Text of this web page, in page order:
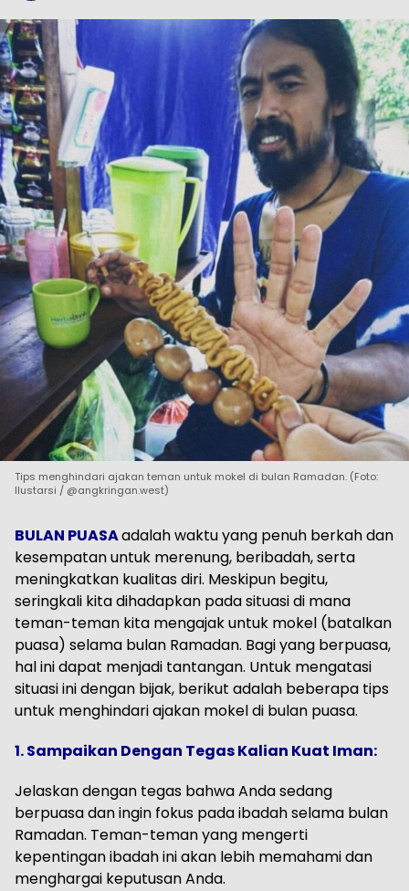
Tips menghindari ajakan teman untuk mokel di bulan Ramadan. (Foto:
Ilustarsi / @angkringan.west)
BULAN PUASAadalah waktu yang penuh berkah dan
kesempatan untuk merenung, beribadah, serta
meningkatkan kualitas diri. Meskipun begitu,
seringkali kita dihadapkan pada situasi di mana
teman-teman kita mengajak untuk mokel (batalkan
puasa) selama bulan Ramadan. Bagi yang berpuasa,
hal ini dapat menjadi tantangan. Untuk mengatasi
situasi ini dengan bijak, berikut adalah beberapa tips
untuk menghindari ajakan mokel di bulan puasa.
1. Sampaikan Dengan Tegas Kalian Kuat Iman:
Jelaskan dengan tegas bahwa Anda sedang
berpuasa dan ingin fokus pada ibadah selama bulan
Ramadan. Teman-teman yang mengerti
kepentingan ibadah ini akan lebih memahami dan
menghargai keputusan Anda.